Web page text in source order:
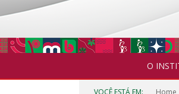
O
VOCÊ ESTÁ EM: Home